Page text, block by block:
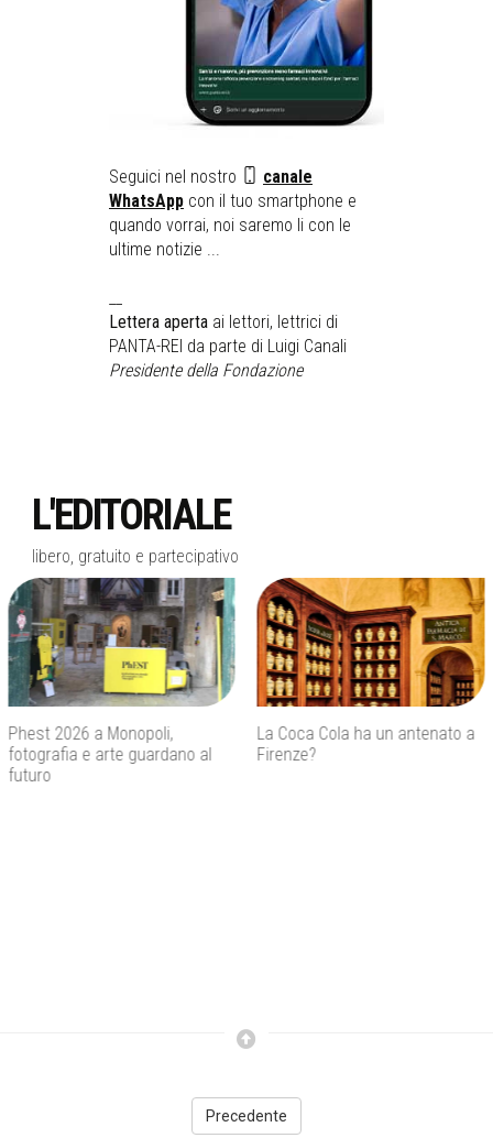
Seguici nel nostro
canale
WhatsApp con il tuo smartphone e
quando vorrai, noi saremo li con le
ultime notizie ...
Lettera aperta ai lettori, lettrici di
PANTA-REI da parte di Luigi Canali
Presidente della Fondazione
L'EDITORIALE
libero, gratuito e partecipativo
La Coca Cola ha un antenato a
Firenze?
Agenti IA e sicurezza, quando
l’autonomia diventa un rischio
Precedente